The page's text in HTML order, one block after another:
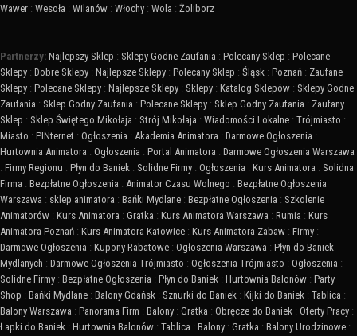
Wawer : Wesoła : Wilanów : Włochy : Wola : Żoliborz
Partnerzy: Najlepszy Sklep : Sklepy Godne Zaufania : Polecany Sklep : Polecane
Sklepy : Dobre Sklepy : Najlepsze Sklepy : Polecany Sklep : Śląsk : Poznań : Zaufane
Sklepy : Polecane Sklepy : Najlepsze Sklepy : Sklepy : Katalog Sklepów : Sklepy Godne
Zaufania : Sklep Godny Zaufania : Polecane Sklepy : Sklep Godny Zaufania : Zaufany
Sklep : Sklep Świętego Mikołaja : Strój Mikołaja : Wiadomości Lokalne : Trójmiasto :
Miasto : PINternet : Ogłoszenia : Akademia Animatora : Darmowe Ogłoszenia :
Hurtownia Animatora : Ogłoszenia : Portal Animatora : Darmowe Ogłoszenia Warszawa
: Firmy Regionu : Płyn do Baniek : Solidne Firmy : Ogłoszenia : Kurs Animatora : Solidna
Firma : Bezpłatne Ogłoszenia : Animator Czasu Wolnego : Bezpłatne Ogłoszenia
Warszawa : sklep animatora : Bańki Mydlane : Bezpłatne Ogłoszenia : Szkolenie
Animatorów : Kurs Animatora : Gratka : Kurs Animatora Warszawa : Rumia : Kurs
Animatora Poznań : Kurs Animatora Katowice : Kurs Animatora Zabaw : Firmy :
Darmowe Ogłoszenia : Kupony Rabatowe : Ogłoszenia Warszawa : Płyn do Baniek
Mydlanych : Darmowe Ogłoszenia Trójmiasto : Ogłoszenia Trójmiasto : Ogłoszenia :
Solidne Firmy : Bezpłatne Ogłoszenia : Płyn do Baniek : Hurtownia Balonów : Party
Shop : Bańki Mydlane : Balony Gdańsk : Sznurki do Baniek : Kijki do Baniek : Tablica :
Balony Warszawa : Panorama Firm : Balony : Gratka : Obręcze do Baniek : Oferty Pracy :
Łapki do Baniek : Hurtownia Balonów : Tablica : Balony : Gratka : Balony Urodzinowe :